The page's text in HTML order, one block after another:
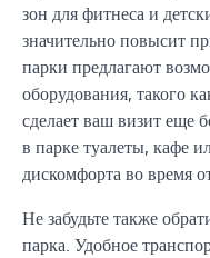
зон для фитнеса и
значительно повысит
парки предлагают
оборудования, такого
сделает ваш визит еще
в парке туалеты, кафе
дискомфорта во время
Не забудьте также
парка. Удобное